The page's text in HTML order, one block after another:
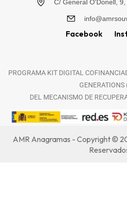
C/ General O'Donell,
Facebook
PROGRAMA KIT DIGITAL
GENERATIONS
DEL MECANISMO DE
AMR Anagramas - Copyright ©